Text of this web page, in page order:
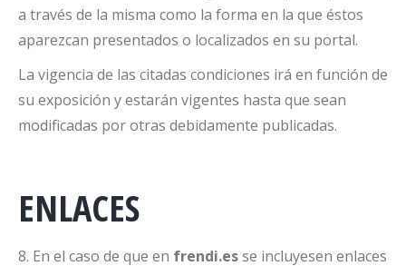
a través de la misma como la forma en la que éstos
aparezcan presentados o localizados en su portal.
La vigencia de las citadas condiciones irá en función de
su exposición y estarán vigentes hasta que sean
modificadas por otras debidamente publicadas.
ENLACES
8. En el caso de que en frendi.esse incluyesen enlaces